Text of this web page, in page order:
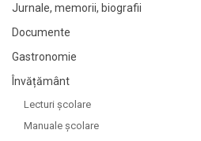
Jurnale, memorii, biografii
Documente
Gastronomie
Învățământ
Lecturi şcolare
Manuale şcolare